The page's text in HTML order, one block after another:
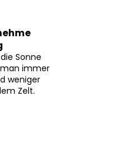
Sonne
immer
weniger
Zelt.